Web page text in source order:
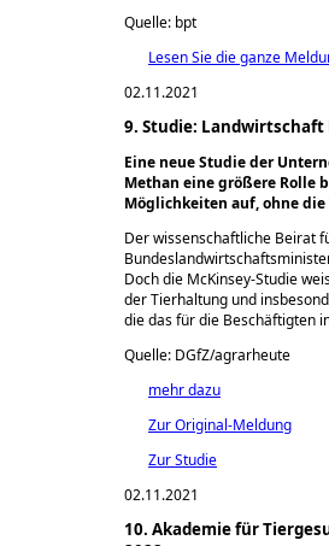
Quelle: bpt
Lesen Sie die ganze
02.11.2021
9. Studie: Landwirtschaft
Eine neue Studie der
Methan eine größere Rolle
Möglichkeiten auf, ohne
Der wissenschaftliche Beirat
Doch die McKinsey-Studie
der Tierhaltung und
die das für die Beschäftigten
Quelle: DGfZ/agrarheute
mehr dazu
Zur Original-Meldung
Zur Studie
02.11.2021
10. Akademie für